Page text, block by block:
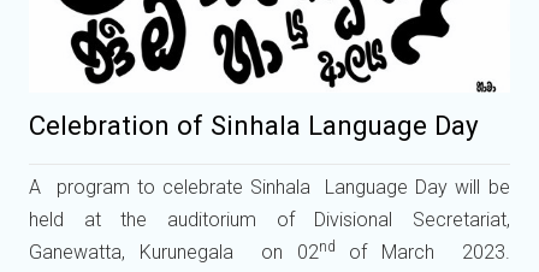
Celebration of Sinhala Language Day
A program to celebrate Sinhala Language Day will be
held at the auditorium of Divisional Secretariat,
Ganewatta, Kurunegala on 02nd
of March 2023.